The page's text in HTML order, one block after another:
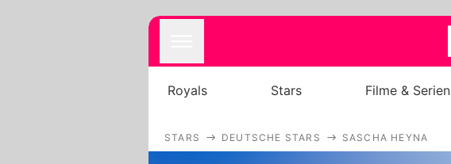
Royals Stars Filme & Serien
STARS DEUTSCHE STARS SASCHA HEYNA